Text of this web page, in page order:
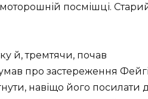
посмішці.
й, тремтячи, почав
про застереження
навіщо його посилати